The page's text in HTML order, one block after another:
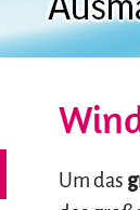
Um das